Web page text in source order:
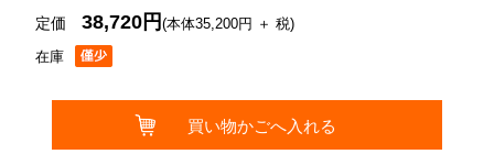
在庫
定価38,720円(本体35,200円 ＋ 税)